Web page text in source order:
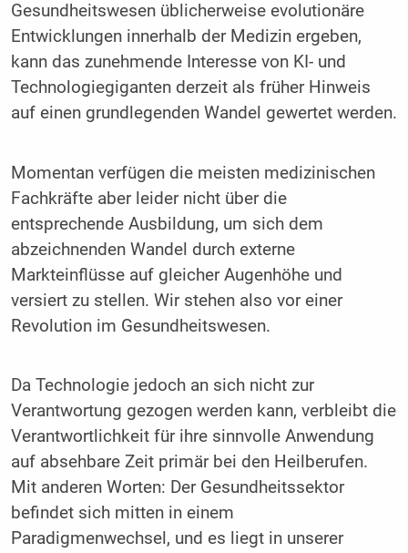
Gesundheitswesen üblicherweise evolutionäre
Entwicklungen innerhalb der Medizin ergeben,
kann das zunehmende Interesse von KI- und
Technologiegiganten derzeit als früher Hinweis
auf einen grundlegenden Wandel gewertet werden.
Momentan verfügen die meisten medizinischen
Fachkräfte aber leider nicht über die
entsprechende Ausbildung, um sich dem
abzeichnenden Wandel durch externe
Markteinflüsse auf gleicher Augenhöhe und
versiert zu stellen. Wir stehen also vor einer
Revolution im Gesundheitswesen.
Da Technologie jedoch an sich nicht zur
Verantwortung gezogen werden kann, verbleibt die
Verantwortlichkeit für ihre sinnvolle Anwendung
auf absehbare Zeit primär bei den Heilberufen.
Mit anderen Worten: Der Gesundheitssektor
befindet sich mitten in einem
Paradigmenwechsel, und es liegt in unserer